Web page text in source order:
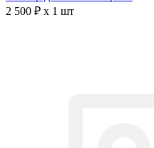
2 500 ₽ x 1 шт